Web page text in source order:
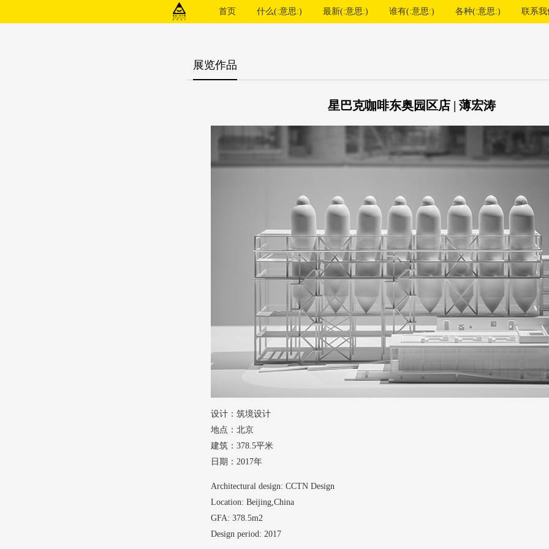
首页 什么(:意思:) 最新(:意思:) 谁有(:意思:) 各种(:意思:) 联系我
展览作品
星巴克咖啡东奥园区店 | 薄宏涛
设计：筑境设计
地点：北京
建筑：378.5平米
日期：2017年
Architectural design: CCTN Design
Location: Beijing,China
GFA: 378.5m2
Design period: 2017